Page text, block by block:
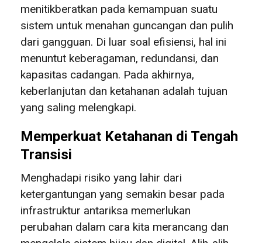
menitikberatkan pada kemampuan suatu
sistem untuk menahan guncangan dan pulih
dari gangguan. Di luar soal efisiensi, hal ini
menuntut keberagaman, redundansi, dan
kapasitas cadangan. Pada akhirnya,
keberlanjutan dan ketahanan adalah tujuan
yang saling melengkapi.
Memperkuat Ketahanan di Tengah
Transisi
Menghadapi risiko yang lahir dari
ketergantungan yang semakin besar pada
infrastruktur antariksa memerlukan
perubahan dalam cara kita merancang dan